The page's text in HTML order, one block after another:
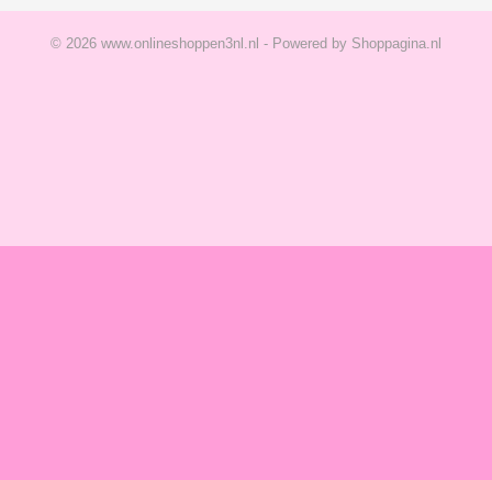
© 2026 www.onlineshoppen3nl.nl - Powered by Shoppagina.nl